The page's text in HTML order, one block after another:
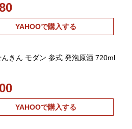
YAHOOで購入する
きん モダン 参式 発泡原酒 720ml
YAHOOで購入する